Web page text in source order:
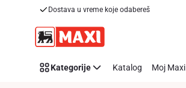
Dostava u vreme koje odabereš
Kategorije Katalog Moj Maxi